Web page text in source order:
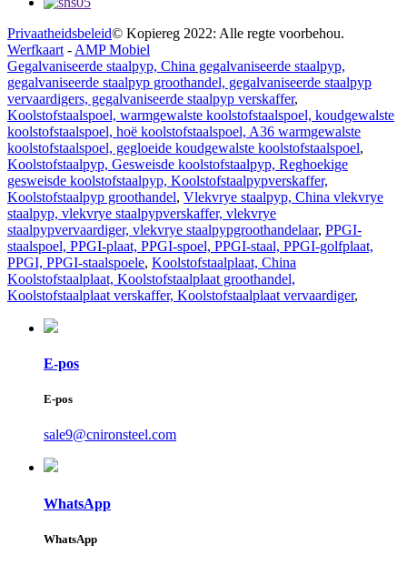
Privaatheidsbeleid© Kopiereg 2022: Alle regte voorbehou.
Werfkaart - AMP Mobiel
Gegalvaniseerde staalpyp, China gegalvaniseerde staalpyp,
gegalvaniseerde staalpyp groothandel, gegalvaniseerde staalpyp
vervaardigers, gegalvaniseerde staalpyp verskaffer,
Koolstofstaalspoel, warmgewalste koolstofstaalspoel, koudgewalste
koolstofstaalspoel, hoë koolstofstaalspoel, A36 warmgewalste
koolstofstaalspoel, gegloeide koudgewalste koolstofstaalspoel,
Koolstofstaalpyp, Gesweisde koolstofstaalpyp, Reghoekige
gesweisde koolstofstaalpyp, Koolstofstaalpypverskaffer,
Koolstofstaalpyp groothandel, Vlekvrye staalpyp, China vlekvrye
staalpyp, vlekvrye staalpypverskaffer, vlekvrye
staalpypvervaardiger, vlekvrye staalpypgroothandelaar, PPGI-
staalspoel, PPGI-plaat, PPGI-spoel, PPGI-staal, PPGI-golfplaat,
PPGI, PPGI-staalspoele, Koolstofstaalplaat, China
Koolstofstaalplaat, Koolstofstaalplaat groothandel,
Koolstofstaalplaat verskaffer, Koolstofstaalplaat vervaardiger,
E-pos
E-pos
sale9@cnironsteel.com
WhatsApp
WhatsApp